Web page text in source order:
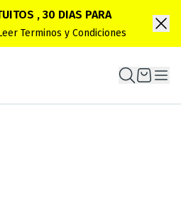
, 30 DIAS PARA
Terminos y Condiciones